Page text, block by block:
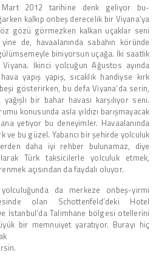
2012 tarihine denk geliyor bu-
kalkıp onbeş derecelik bir Viyana’ya
gözü görmezken kalkan uçaklar seni
de, havaalanında sabahın köründe
biniyorsun uçağa. İki saatlik
İkinci yolcuğun Ağustos ayında
yapış yapış, sıcaklık handiyse kırk
gösterirken, bu defa Viyana’da serin,
bir bahar havası karşılıyor seni.
konusunda asla yıldızı barışmayacak
yetiyor bu deneyimler. Havaalanında
ve bu güzel. Yabancı bir şehirde yolculuk
daha iyi rehber bulunamaz, diye
Türk taksicilerle yolculuk etmek,
açısından da faydalı oluyor.
da merkeze onbeş-yirmi
olan Schottenfeld’deki Hotel
İstanbul’da Talimhane bölgesi otellerini
bir memnuiyet yaratıyor. Burayı hiç